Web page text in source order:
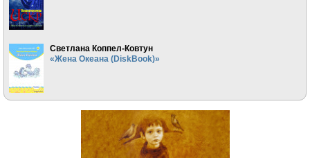
Светлана Коппел-Ковтун
«Жена Океана (DiskBook)»